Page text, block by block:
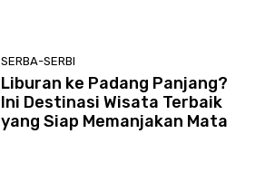
SERBA-SERBI
Liburan ke Padang Panjang?
Ini Destinasi Wisata Terbaik
yang Siap Memanjakan Mata